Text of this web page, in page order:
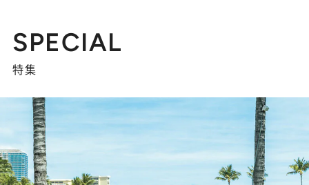
SPECIAL
特集